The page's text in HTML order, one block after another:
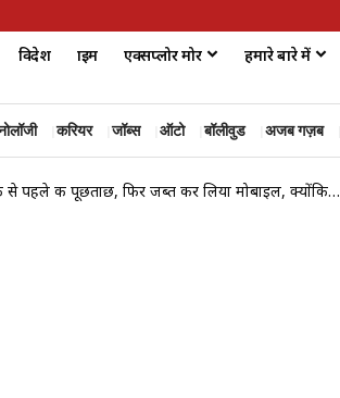
विदेश क्राइम एक्सप्लोर मोर हमारे बारे में
करियर जॉब्स ऑटो बॉलीवुड अजब गज़ब
से पहले की पूछताछ, फिर जब्त कर लिया मोबाइल, क्योंकि…